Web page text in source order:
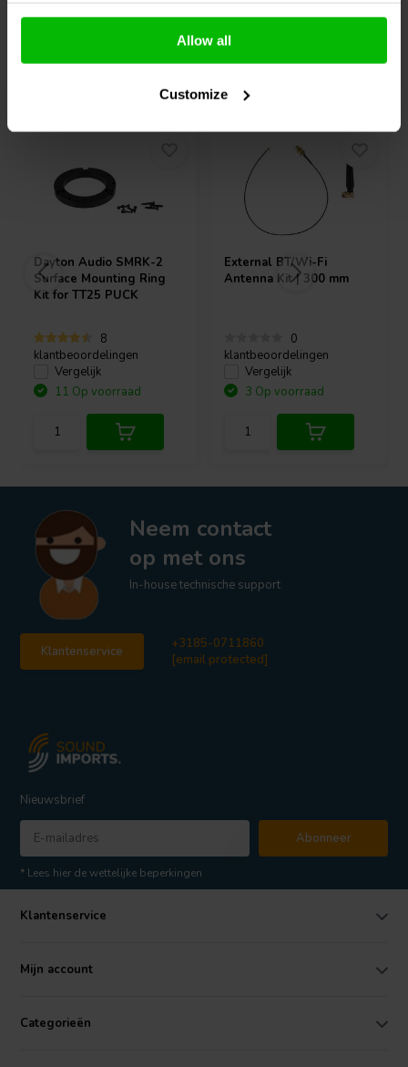
Allow all
Customize
Dayton Audio SMRK-2
Surface Mounting Ring
Kit for TT25 PUCK
8
klantbeoordelingen
Vergelijk
11 Op voorraad
External BT/Wi-Fi
Antenna Kit | 300 mm
0
klantbeoordelingen
Vergelijk
3 Op voorraad
Neem contact
op met ons
In-house technische support
Klantenservice
+3185-0711860
[email protected]
Nieuwsbrief
Abonneer
* Lees hier de wettelijke beperkingen
Klantenservice
Mijn account
Categorieën